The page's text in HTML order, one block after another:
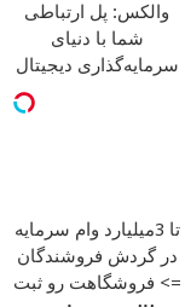
والکس: پل ارتباطی
شما با دنیای
سرمایه‌گذاری دیجیتال
تا 3میلیارد وام سرمایه
در گردش فروشندگان
=> فروشگاهت رو ثبت